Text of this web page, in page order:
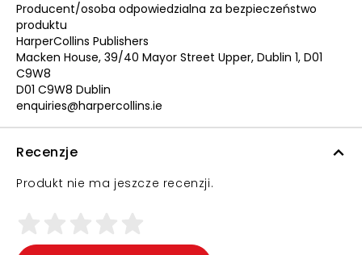
Producent/osoba odpowiedzialna za bezpieczeństwo
produktu
HarperCollins Publishers
Macken House, 39/40 Mayor Street Upper, Dublin 1, D01
C9W8
D01 C9W8 Dublin
enquiries@harpercollins.ie
Recenzje
Produkt nie ma jeszcze recenzji.